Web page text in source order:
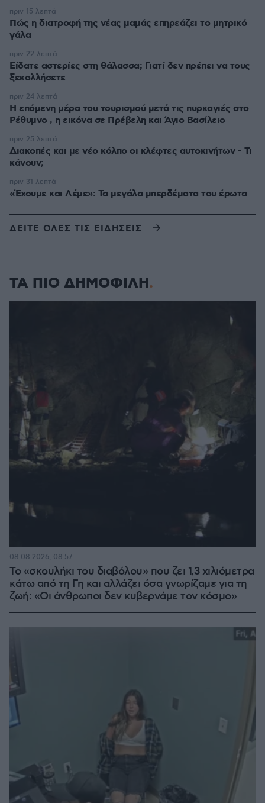
Πώς η διατροφή της νέας μαμάς επηρεάζει το μητρικό
γάλα
πριν 15 λεπτά
Είδατε αστερίες στη θάλασσα; Γιατί δεν πρέπει να τους
ξεκολλήσετε
πριν 22 λεπτά
Η επόμενη μέρα του τουρισμού μετά τις πυρκαγιές στο
Ρέθυμνο , η εικόνα σε Πρέβελη και Άγιο Βασίλειο
πριν 24 λεπτά
Διακοπές και με νέο κόλπο οι κλέφτες αυτοκινήτων - Τι
κάνουν;
πριν 25 λεπτά
«Έχουμε και Λέμε»: Τα μεγάλα μπερδέματα του έρωτα
πριν 31 λεπτά
ΔΕΙΤΕ ΟΛΕΣ ΤΙΣ ΕΙΔΗΣΕΙΣ
ΤΑ ΠΙΟ ΔΗΜΟΦΙΛΗ
Το «σκουλήκι του διαβόλου» που ζει 1,3 χιλιόμετρα
κάτω από τη Γη και αλλάζει όσα γνωρίζαμε για τη
ζωή: «Οι άνθρωποι δεν κυβερνάμε τον κόσμο»
08.08.2026, 08:57